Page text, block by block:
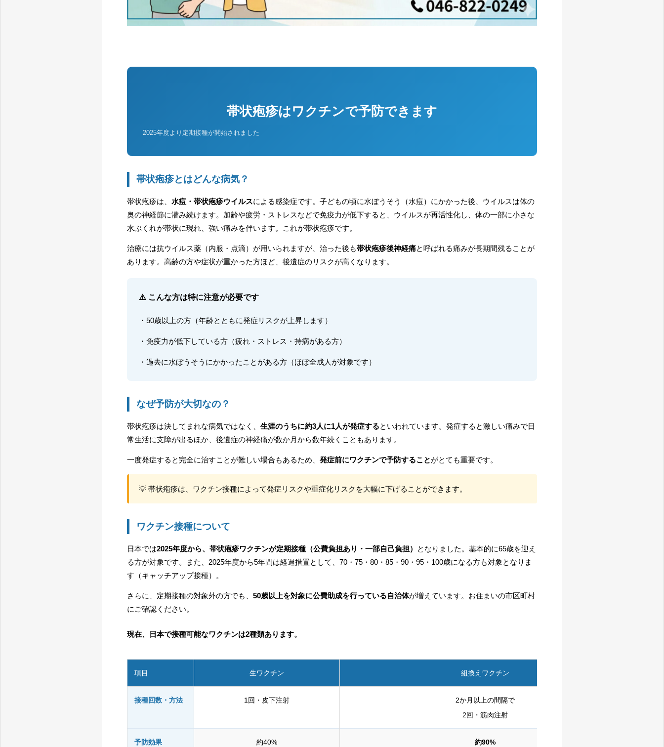
帯状疱疹はワクチンで予防できます
2025年度より定期接種が開始されました
帯状疱疹とはどんな病気？
帯状疱疹は、 水痘・帯状疱疹ウイルスによる感染症です。子どもの頃に水ぼうそう（水痘）にかかった後、ウイルスは体の
奥の神経節に潜み続けます。加齢や疲労・ストレスなどで免疫力が低下すると、ウイルスが再活性化し、体の一部に小さな
水ぶくれが帯状に現れ、強い痛みを伴います。これが帯状疱疹です。
治療には抗ウイルス薬（内服・点滴）が用いられますが、治った後も帯状疱疹後神経痛と呼ばれる痛みが長期間残ることが
あります。高齢の方や症状が重かった方ほど、後遺症のリスクが高くなります。
⚠️ こんな方は特に注意が必要です
・50歳以上の方（年齢とともに発症リスクが上昇します）
・免疫力が低下している方（疲れ・ストレス・持病がある方）
・過去に水ぼうそうにかかったことがある方（ほぼ全成人が対象です）
なぜ予防が大切なの？
帯状疱疹は決してまれな病気ではなく、 生涯のうちに約3人に1人が発症するといわれています。発症すると激しい痛みで日
常生活に支障が出るほか、後遺症の神経痛が数か月から数年続くこともあります。
一度発症すると完全に治すことが難しい場合もあるため、 発症前にワクチンで予防することがとても重要です。
💡 帯状疱疹は、ワクチン接種によって発症リスクや重症化リスクを大幅に下げることができます。
ワクチン接種について
日本では2025年度から、帯状疱疹ワクチンが定期接種（公費負担あり・一部自己負担）
となりました。基本的に65歳を迎え
る方が対象です。また、2025年度から5年間は経過措置として、70・75・80・85・90・95・100歳になる方も対象となりま
す（キャッチアップ接種）。
さらに、定期接種の対象外の方でも、 50歳以上を対象に公費助成を行っている自治体が増えています。お住まいの市区町村
にご確認ください。
現在、日本で接種可能なワクチンは2種類あります。
項目 生ワクチン 組換えワクチン
接種回数・方法 1回・皮下注射
2か月以上の間隔で
2回・筋肉注射
予防効果
約40% 約90%